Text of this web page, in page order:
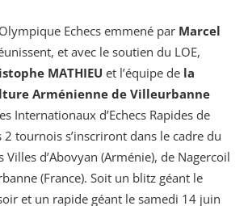
Echecs emmené par Marcel
et avec le soutien du LOE,
MATHIEU et l’équipe de la
Arménienne de Villeurbanne
Internationaux d’Echecs Rapides de
2 tournois s’inscriront dans le cadre du
Villes d’Abovyan (Arménie), de Nagercoil
(France). Soit un blitz géant le
et un rapide géant le samedi 14 juin